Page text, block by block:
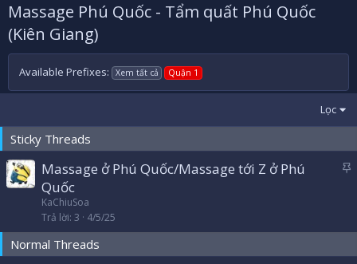
Massage Phú Quốc - Tẩm quất Phú Quốc
(Kiên Giang)
Available Prefixes: Xem tất cả Quận 1
Lọc
Sticky Threads
ê
Massage ở Phú Quốc/Massage tới Z ở Phú
Quốc
KaChiuSoa
Trả lời 3 4/5/25
Normal Threads